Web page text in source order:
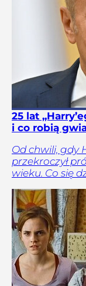
25 lat
i co robią
Od chwili, gdy
przekroczył
wieku. Co się